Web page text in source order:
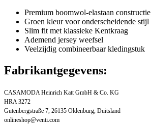
Premium boomwol-elastaan constructie
Groen kleur voor onderscheidende stijl
Slim fit met klassieke Kentkraag
Ademend jersey weefsel
Veelzijdig combineerbaar kledingstuk
Fabrikantgegevens:
CASAMODA Heinrich Katt GmbH & Co. KG
HRA 3272
Gutenbergstraße 7, 26135 Oldenburg, Duitsland
onlineshop@venti.com